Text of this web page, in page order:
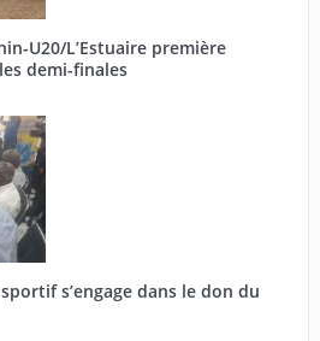
U20/L’Estuaire première
demi-finales
s’engage dans le don du